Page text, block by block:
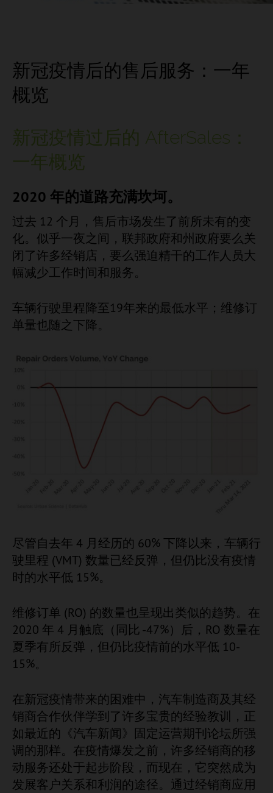
新冠疫情后的售后服务：一年
概览
新冠疫情过后的 AfterSales：
一年概览
2020 年的道路充满坎坷。
过去 12 个月，售后市场发生了前所未有的变
化。似乎一夜之间，联邦政府和州政府要么关
闭了许多经销店，要么强迫精干的工作人员大
幅减少工作时间和服务。
车辆行驶里程降至19年来的最低水平；维修订
单量也随之下降。
尽管自去年 4 月经历的 60% 下降以来，车辆行
驶里程 (VMT) 数量已经反弹，但仍比没有疫情
时的水平低 15%。
维修订单 (RO) 的数量也呈现出类似的趋势。在
2020 年 4 月触底（同比 -47%）后，RO 数量在
夏季有所反弹，但仍比疫情前的水平低 10-
15%。
在新冠疫情带来的困难中，汽车制造商及其经
销商合作伙伴学到了许多宝贵的经验教训，正
如最近的《汽车新闻》固定运营期刊论坛所强
调的那样。在疫情爆发之前，许多经销商的移
动服务还处于起步阶段，而现在，它突然成为
发展客户关系和利润的途径。通过经销商应用